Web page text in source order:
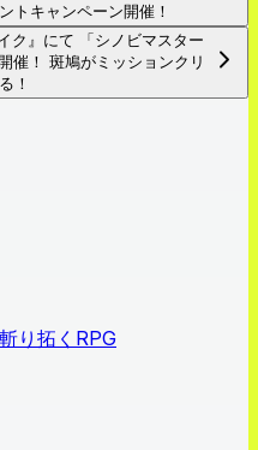
トキャンペーン開催！
ク』にて 「シノビマスター
催！ 斑鳩がミッションクリ
！
り拓くRPG